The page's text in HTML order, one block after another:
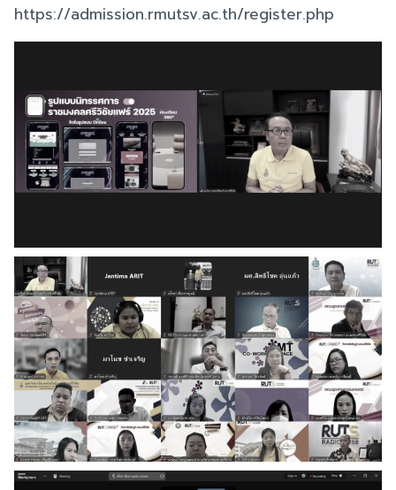
https://admission.rmutsv.ac.th/register.php